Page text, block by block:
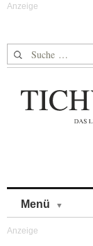
Suche nach:
Menü